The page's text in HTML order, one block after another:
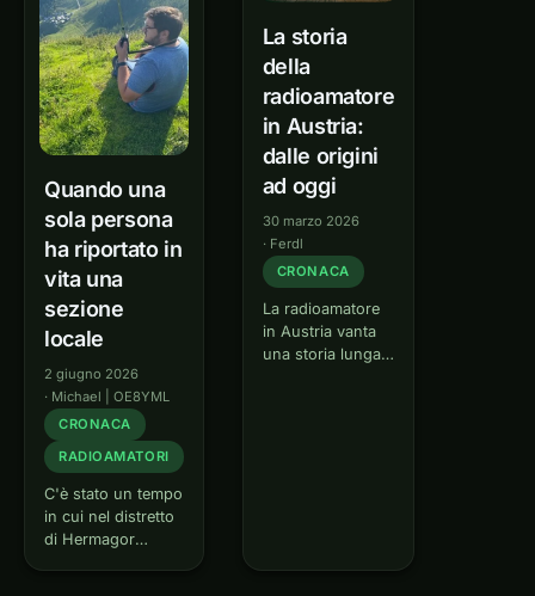
Quando una
sola persona
ha riportato in
vita una
sezione
locale
2 giugno 2026
· Michael | OE8YML
CRONACA
RADIOAMATORI
C'è stato un tempo
in cui nel distretto
di Hermagor
La storia
della
radioamatore
in Austria:
dalle origini
ad oggi
30 marzo 2026
· Ferdl
CRONACA
La radioamatore
in Austria vanta
una storia lunga e